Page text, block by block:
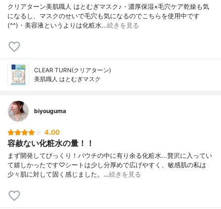
クリアターン美肌職人 はとむぎマスク♪・濃厚保湿×毛穴ケア乾燥も気
になるし、マスクのせいで毛穴も気になるのでこちらを使用中です
(^^)・美容液というよりは化粧水…続きを見る
CLEAR TURN(クリアターン)
美肌職人 はとむぎマスク
biyouguma
4.00
容赦ない化粧水の量！！
まず開発してびっくり！パウチの中に有り余る化粧水...贅沢に入ってい
て嬉しかったです♡シートは少し分厚めで広げやすく、敏感肌の私は
少々肌に対して固く感じました。…続きを見る